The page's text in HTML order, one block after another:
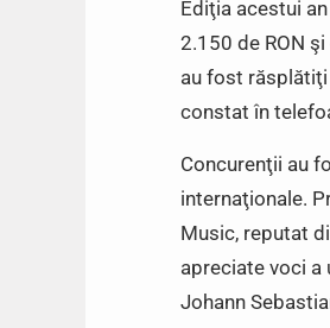
Ediţia acestui
2.150 de RON
au fost răsplătiţi
constat în
Concurenţii au
internaţionale.
Music, reputat
apreciate voci
Johann